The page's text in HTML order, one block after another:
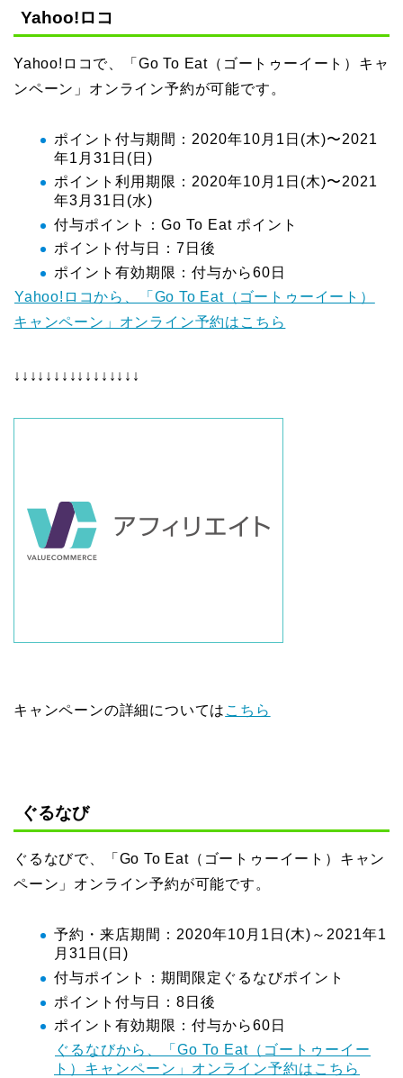
Yahoo!ロコ
Yahoo!ロコで、「Go To Eat（ゴートゥーイート）キャ
ンペーン」オンライン予約が可能です。
ポイント付与期間：2020年10月1日(木)〜2021
年1月31日(日)
ポイント利用期限：2020年10月1日(木)〜2021
年3月31日(水)
付与ポイント：Go To Eat ポイント
ポイント付与日：7日後
ポイント有効期限：付与から60日
Yahoo!ロコから、「Go To Eat（ゴートゥーイート）
キャンペーン」オンライン予約はこちら
↓↓↓↓↓↓↓↓↓↓↓↓↓↓↓↓
キャンペーンの詳細については こちら
ぐるなび
ぐるなびで、「Go To Eat（ゴートゥーイート）キャン
ペーン」オンライン予約が可能です。
予約・来店期間：2020年10月1日(木)～2021年1
月31日(日)
付与ポイント：期間限定ぐるなびポイント
ポイント付与日：8日後
ポイント有効期限：付与から60日
ぐるなびから、「Go To Eat（ゴートゥーイー
ト）キャンペーン」オンライン予約はこちら